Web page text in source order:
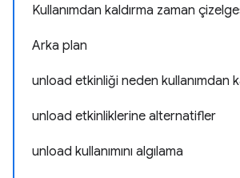
Kullanımdan kaldırma zaman
Arka plan
unload etkinliği neden kullanımdan
unload etkinliklerine alternatifler
unload kullanımını algılama